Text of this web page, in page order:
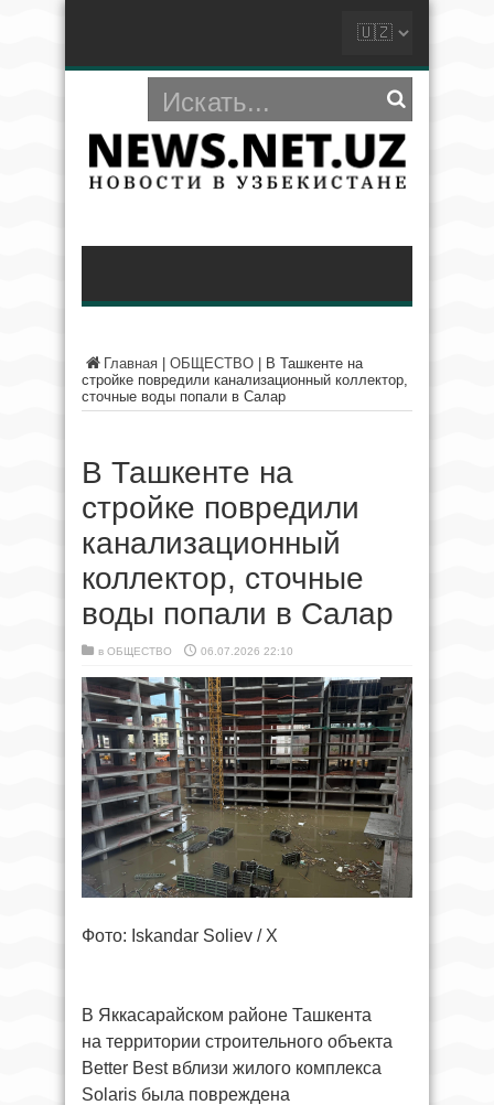
Главная ОБЩЕСТВО
В Ташкенте на
стройке повредили канализационный коллектор,
сточные воды попали в Салар
В Ташкенте на
стройке повредили
канализационный
коллектор, сточные
воды попали в Салар
в ОБЩЕСТВО 06.07.2026 22:10
Фото: Iskandar Soliev / X
В Яккасарайском районе Ташкента
на территории строительного объекта
Better Best вблизи жилого комплекса
Solaris была повреждена